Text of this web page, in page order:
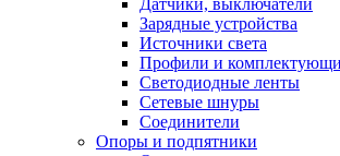
Зарядные устройства
Источники света
Профили и
Светодиодные ленты
Сетевые шнуры
Соединители
Опоры и подпятники